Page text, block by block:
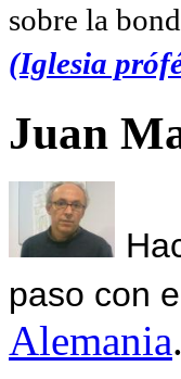
sobre la
(Iglesia
Juan
paso con
Alemania.